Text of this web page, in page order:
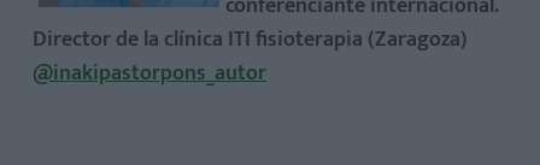
Director de la clínica ITI fisioterapia (Zaragoza)
@inakipastorpons_autor